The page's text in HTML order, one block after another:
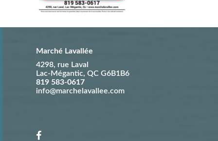
Marché Lavallée
4298, rue Laval
Lac-Mégantic, QC G6B1B6
819 583-0617
info@marchelavallee.com